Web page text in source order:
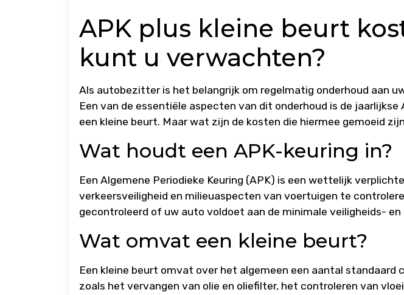
APK plus kleine beurt
kunt u verwachten?
Als autobezitter is het belangrijk om regelmatig onderhoud aan
Een van de essentiële aspecten van dit onderhoud is de
een kleine beurt. Maar wat zijn de kosten die hiermee gemoeid
Wat houdt een APK-keuring in?
Een Algemene Periodieke Keuring (APK) is een wettelijk
verkeersveiligheid en milieuaspecten van voertuigen te
gecontroleerd of uw auto voldoet aan de minimale veiligheids- en
Wat omvat een kleine beurt?
Een kleine beurt omvat over het algemeen een aantal standaard
zoals het vervangen van olie en oliefilter, het controleren van